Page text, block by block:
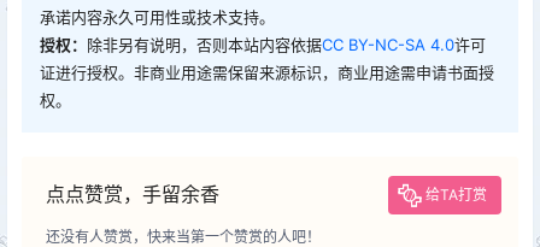
承诺内容永久可用性或技术支持。
授权： 除非另有说明，否则本站内容依据CC BY-NC-SA 4.0许可
证进行授权。非商业用途需保留来源标识，商业用途需申请书面授
权。
点点赞赏，手留余香 给TA打赏
还没有人赞赏，快来当第一个赞赏的人吧！